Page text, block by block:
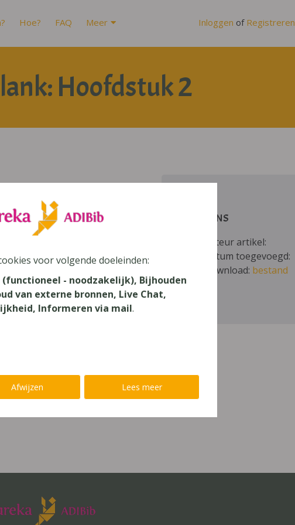
Hoe? FAQ Meer Inloggen of Registreren
Hoofdstuk 2
(12-14 jaar),
dyslexie,
GEGEVENS
Auteur artikel:
Datum toegevoegd:
Download: bestand
voor volgende doeleinden:
- noodzakelijk), Bijhouden
van externe bronnen, Live Chat,
Informeren via mail.
Afwijzen Lees meer